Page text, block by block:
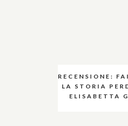
RECENSIONE:
LA STORIA
ELISABETTA